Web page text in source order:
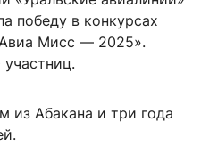
победу в конкурсах
Мисс — 2025».
из Абакана и три года